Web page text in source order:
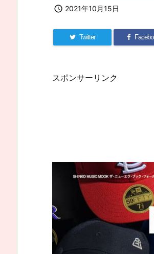
 2021年10月15日
Twitter
スポンサーリンク